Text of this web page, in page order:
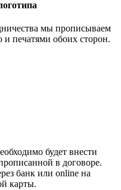
мы прописываем
и печатями обоих сторон.
будет внести
в договоре.
банк или online на
карты.